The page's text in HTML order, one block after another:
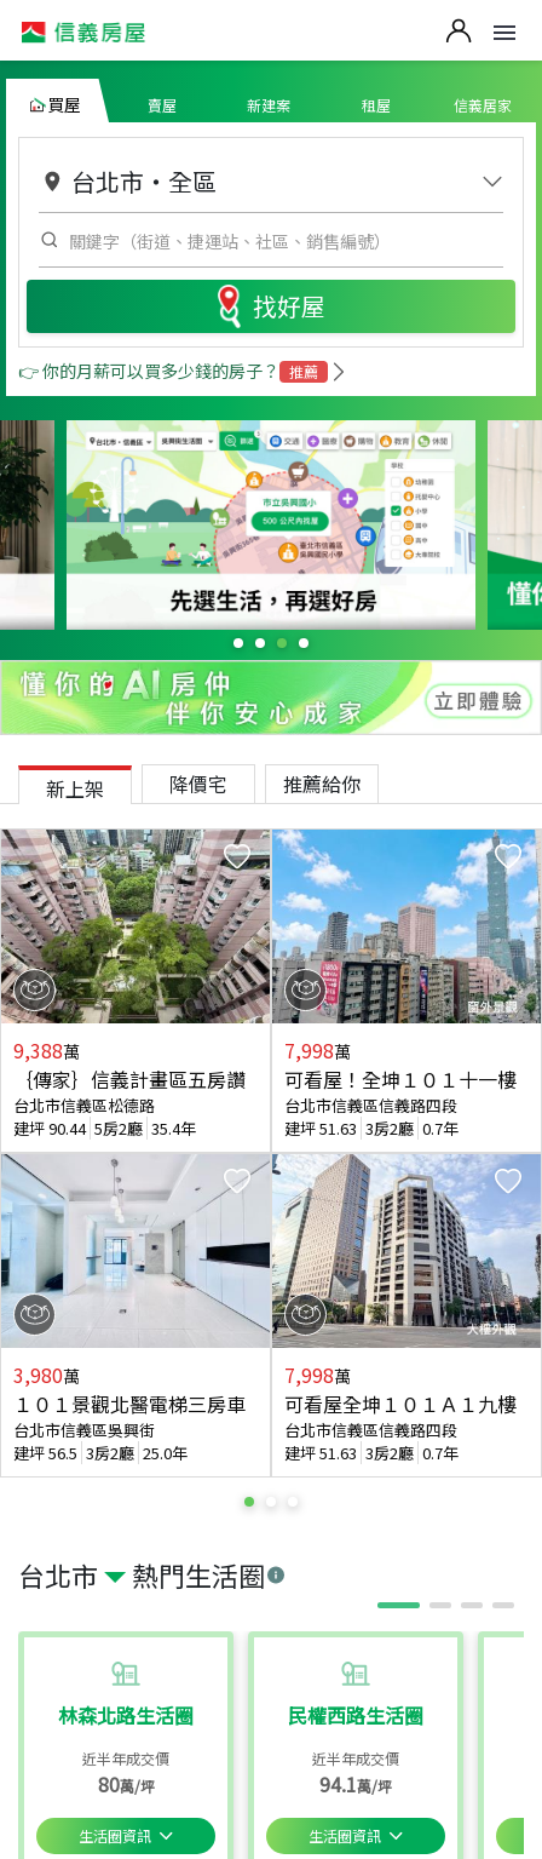
買屋 賣屋 新建案 租屋 信義居家
台北市 ・ 全區
找好屋
👉 你的月薪可以買多少錢的房子？ 推薦
台北市 熱門生活圈
林森北路生活圈
近半年成交價
80萬/坪
生活圈資訊
民權西路生活圈
近半年成交價
94.1萬/坪
生活圈資訊
新上架 降價宅 推薦給你
9,388萬
｛傳家｝信義計畫區五房讚
台北市信義區松德路
建坪90.44 5房2廳 35.4年
3,980萬
１０１景觀北醫電梯三房車
台北市信義區吳興街
建坪56.5 3房2廳 25.0年
7,998萬
可看屋！全坤１０１十一樓
台北市信義區信義路四段
建坪51.63 3房2廳 0.7年
7,998萬
可看屋全坤１０１Ａ１九樓
台北市信義區信義路四段
建坪51.63 3房2廳 0.7年